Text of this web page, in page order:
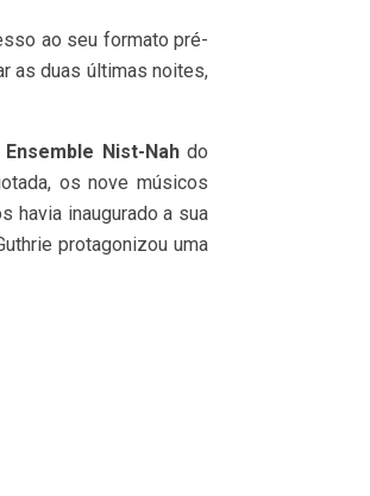
ao seu formato pré-
as duas últimas noites,
Ensemble Nist-Nahdo
os nove músicos
havia inaugurado a sua
protagonizou uma